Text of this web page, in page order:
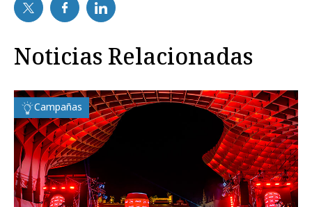
Noticias Relacionadas
Campañas